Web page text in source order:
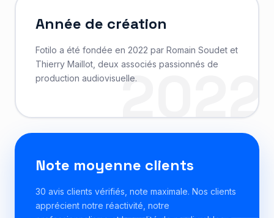
2022
Année de création
Fotilo a été fondée en 2022 par Romain Soudet et
Thierry Maillot, deux associés passionnés de
production audiovisuelle.
Note moyenne clients
30 avis clients vérifiés, note maximale. Nos clients
apprécient notre réactivité, notre